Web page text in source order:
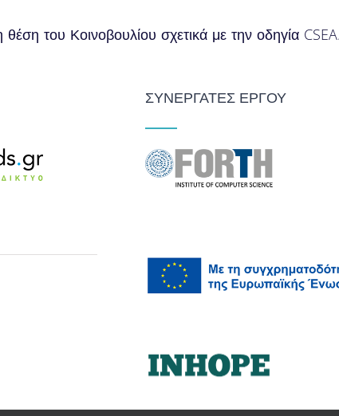
θέση του Κοινοβουλίου σχετικά με την οδηγία CSEA.
ΣΥΝΕΡΓΑΤΕΣ ΕΡΓΟΥ